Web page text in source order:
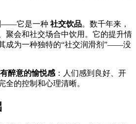
——它是一种 社交饮品。数千年来，
聚会和社交场合中饮用。它的提升情
成为一种独特的“社交润滑剂”——没
醉意的愉悦感 ：人们感到良好、开
全的控制和心理清晰。